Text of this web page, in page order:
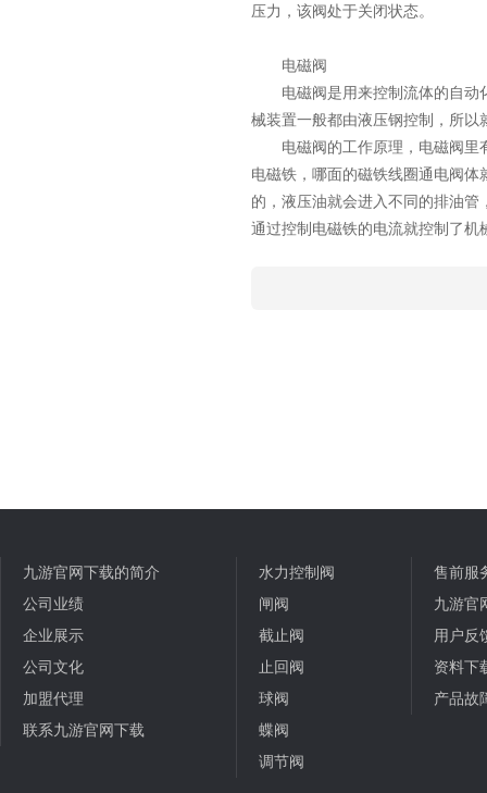
压力，该阀处于关闭状态。
电磁阀
电磁阀是用来控制流体的自动化
械装置一般都由液压钢控制，所
电磁阀的工作原理，电磁阀里有
电磁铁，哪面的磁铁线圈通电阀
的，液压油就会进入不同的排油
通过控制电磁铁的电流就控制了机
九游官网下载的简介
公司业绩
企业展示
公司文化
加盟代理
联系九游官网下载
水力控制阀
闸阀
截止阀
止回阀
球阀
蝶阀
调节阀
售前服
九游官
用户反
资料下
产品故